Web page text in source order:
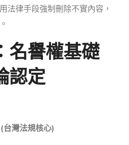
法律手段強制刪除不實內容，
名譽權基礎
認定
台灣法規核心)